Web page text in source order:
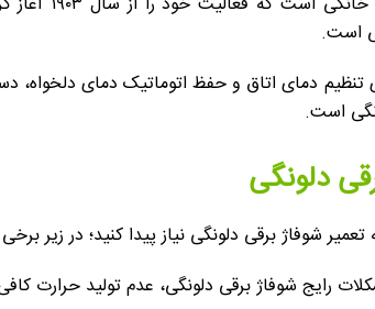
است.
تنظیم دمای اتاق و حفظ اتوماتیک دمای
است.
دلونگی
شوفاژ برقی دلونگی نیاز پیدا کنید؛ در زیر
رایج شوفاژ برقی دلونگی، عدم تولید حرارت